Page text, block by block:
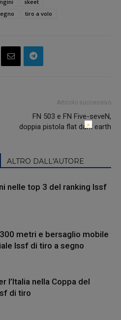
skeet
tiro a volo
Articolo successivo
FN 503 e FN Five-seveN,
doppia pistola flat dark earth
ALTRO DALL'AUTORE
nelle top 3 del ranking Issf
metri e bersaglio mobile
Issf di tiro a segno
l’Italia nella Coppa del
di tiro
×